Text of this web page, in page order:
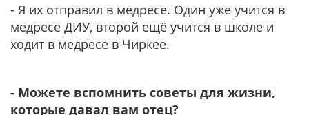
- Я их отправил в медресе. Один уже учится в
медресе ДИУ, второй ещё учится в школе и
ходит в медресе в Чиркее.
- Можете вспомнить советы для жизни,
которые давал вам отец?